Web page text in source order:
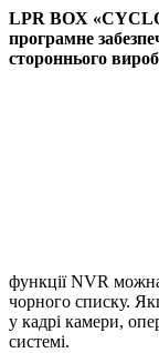
LPR BOX
програмне
стороннього
функції NVR
чорного списку.
у кадрі камери,
системі.